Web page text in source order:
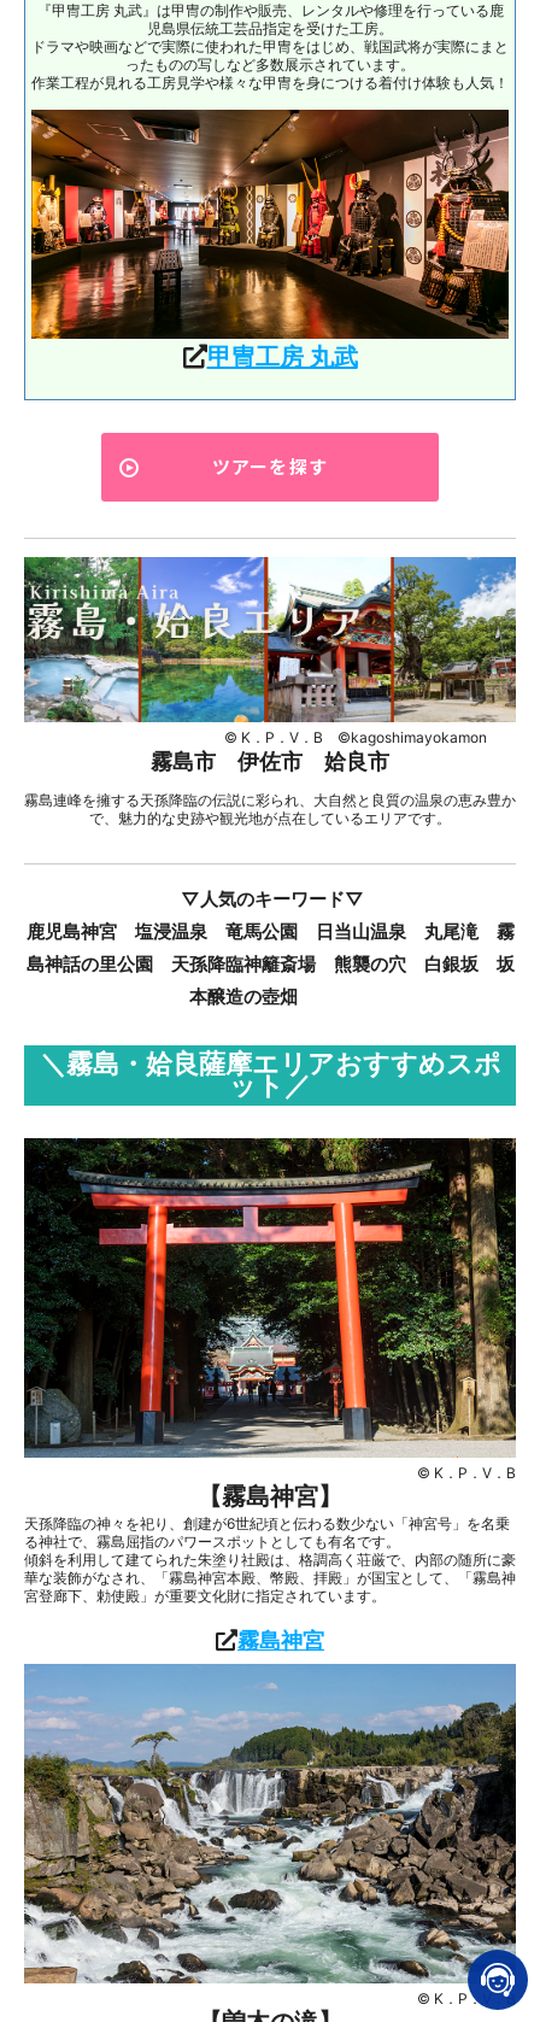
『甲冑工房 丸武』は甲冑の制作や販売、レンタルや修理を行っている鹿
児島県伝統工芸品指定を受けた工房。
ドラマや映画などで実際に使われた甲冑をはじめ、戦国武将が実際にまと
ったものの写しなど多数展示されています。
作業工程が見れる工房見学や様々な甲冑を身につける着付け体験も人気！
甲冑工房 丸武
ツアーを探す
© K．P．V．B ©kagoshimayokamon
霧島市 伊佐市 姶良市
霧島連峰を擁する天孫降臨の伝説に彩られ、大自然と良質の温泉の恵み豊か
で、魅力的な史跡や観光地が点在しているエリアです。
▽人気のキーワード▽
鹿児島神宮 塩浸温泉 竜馬公園 日当山温泉 丸尾滝 霧
島神話の里公園 天孫降臨神籬斎場 熊襲の穴 白銀坂 坂
本醸造の壺畑
＼霧島・姶良薩摩エリアおすすめスポ
ット／
© K．P．V．B
【霧島神宮】
天孫降臨の神々を祀り、創建が6世紀頃と伝わる数少ない「神宮号」を名乗
る神社で、霧島屈指のパワースポットとしても有名です。
傾斜を利用して建てられた朱塗り社殿は、格調高く荘厳で、内部の随所に豪
華な装飾がなされ、「霧島神宮本殿、幣殿、拝殿」が国宝として、「霧島神
宮登廊下、勅使殿」が重要文化財に指定されています。
霧島神宮
© K．P．V．B